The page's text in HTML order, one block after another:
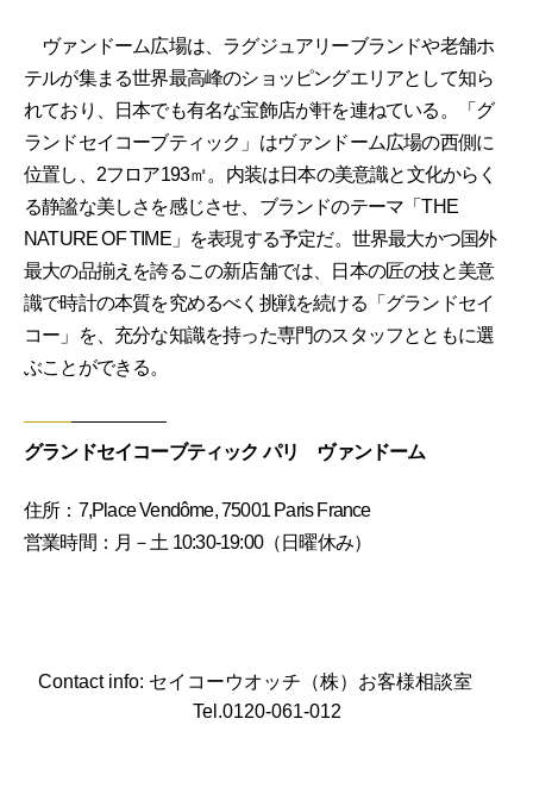
ヴァンドーム広場は、ラグジュアリーブランドや老舗ホ
テルが集まる世界最高峰のショッピングエリアとして知ら
れており、日本でも有名な宝飾店が軒を連ねている。「グ
ランドセイコーブティック」はヴァンドーム広場の西側に
位置し、2フロア193㎡。内装は日本の美意識と文化からく
る静謐な美しさを感じさせ、ブランドのテーマ「THE
NATURE OF TIME」を表現する予定だ。世界最大かつ国外
最大の品揃えを誇るこの新店舗では、日本の匠の技と美意
識で時計の本質を究めるべく挑戦を続ける「グランドセイ
コー」を、充分な知識を持った専門のスタッフとともに選
ぶことができる。
グランドセイコーブティック パリ ヴァンドーム
住所：7,Place Vendôme, 75001 Paris France
営業時間：月－土 10:30-19:00（日曜休み）
Contact info: セイコーウオッチ（株）お客様相談室
Tel.0120-061-012